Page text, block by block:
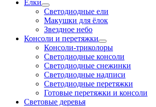
Елки
Светодиодные ели
Макушки для ёлок
Звездное небо
Консоли и перетяжки
Консоли-триколоры
Светодиодные консоли
Светодиодные снежинки
Светодиодные надписи
Светодиодные перетяжки
Готовые перетяжки и консоли
Световые деревья